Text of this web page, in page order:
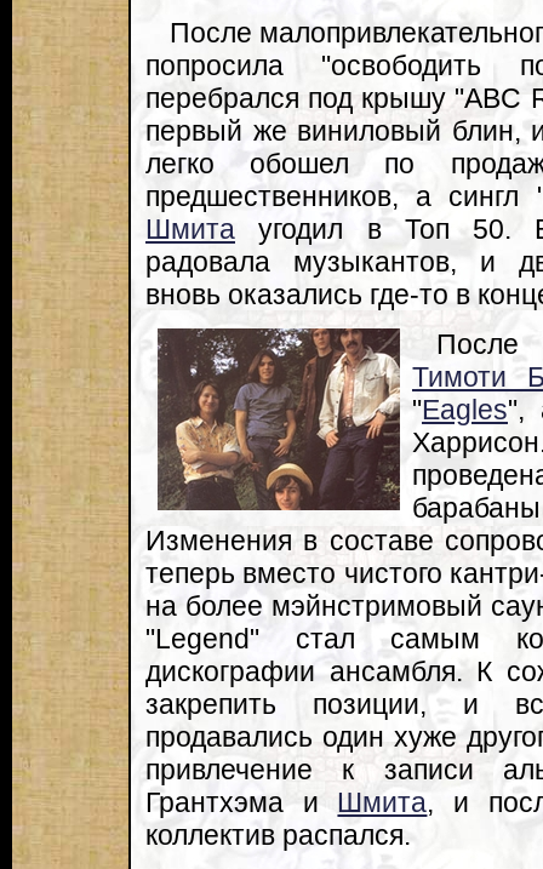
После
попросила "освободить
перебрался под крышу "ABC
первый же виниловый блин,
легко обошел по
предшественников, а
Шмита угодил в Топ 50.
радовала музыкантов, и
вновь оказались где-то в
После
Тимоти
"Eagles",
Изменения в составе
теперь вместо чистого
на более мэйнстримовый
"Legend" стал самым
дискографии ансамбля. К
закрепить позиции, и
продавались один хуже
привлечение к записи
Грантхэма и Шмита, и
коллектив распался.